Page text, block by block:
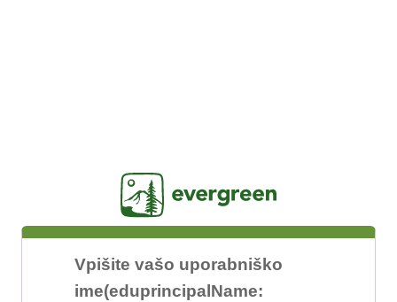
Vpišite vašo uporabniško
ime(eduprincipalName: